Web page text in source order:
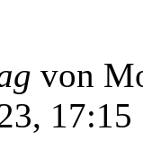
von
17:15